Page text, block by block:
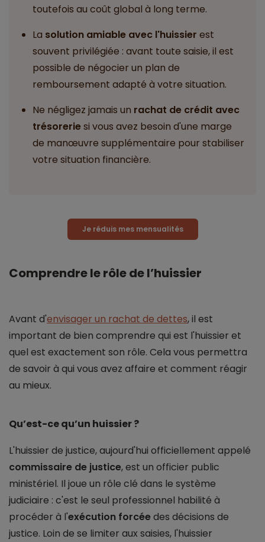
toutefois au coût global à long terme.
La solution amiable avec l'huissier est
souvent privilégiée : avant toute saisie, il est
possible de négocier un plan de
remboursement adapté à votre situation.
Ne négligez jamais un rachat de crédit avec
trésoreriesi vous avez besoin d'une marge
de manœuvre supplémentaire pour stabiliser
votre situation financière.
Je réduis mes mensualités
Comprendre le rôle de l’huissier
Avant d'envisager un rachat de dettes, il est
important de bien comprendre qui est l'huissier et
quel est exactement son rôle. Cela vous permettra
de savoir à qui vous avez affaire et comment réagir
au mieux.
Qu’est-ce qu’un huissier ?
L'huissier de justice, aujourd'hui officiellement appelé
commissaire de justice, est un officier public
ministériel. Il joue un rôle clé dans le système
judiciaire : c'est le seul professionnel habilité à
procéder à l'exécution forcéedes décisions de
justice. Loin de se limiter aux saisies, l'huissier